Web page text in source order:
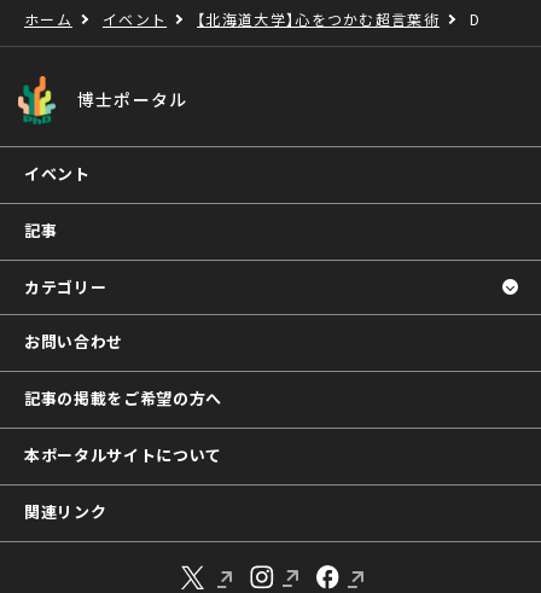
ホーム イベント 【北海道大学】心をつかむ超言葉術 D
博士ポータル
イベント
記事
カテゴリー
お問い合わせ
記事の掲載をご希望の方へ
本ポータルサイトについて
関連リンク